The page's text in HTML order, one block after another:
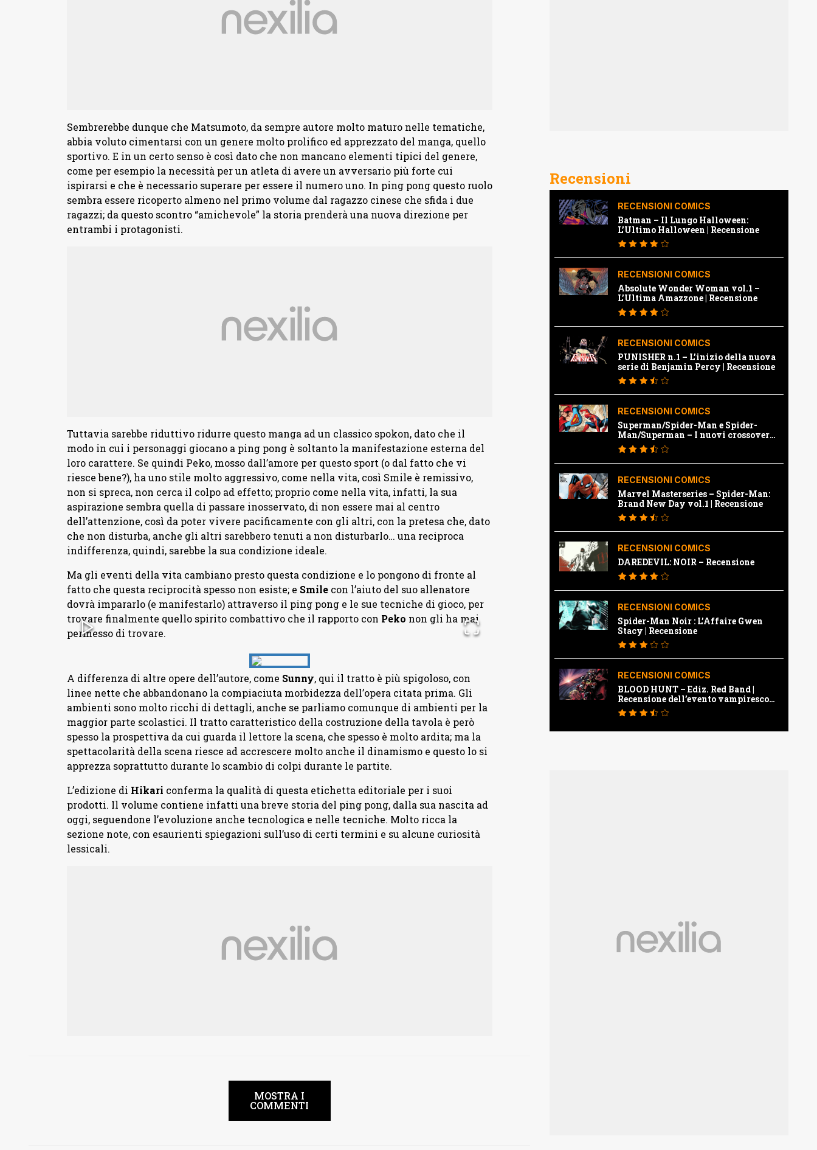
Sembrerebbe dunque che Matsumoto, da sempre autore molto maturo nelle tematiche,
abbia voluto cimentarsi con un genere molto prolifico ed apprezzato del manga, quello
sportivo. E in un certo senso è così dato che non mancano elementi tipici del genere,
come per esempio la necessità per un atleta di avere un avversario più forte cui
ispirarsi e che è necessario superare per essere il numero uno. In ping pong questo ruolo
sembra essere ricoperto almeno nel primo volume dal ragazzo cinese che sfida i due
ragazzi; da questo scontro “amichevole” la storia prenderà una nuova direzione per
entrambi i protagonisti.
Tuttavia sarebbe riduttivo ridurre questo manga ad un classico spokon, dato che il
modo in cui i personaggi giocano a ping pong è soltanto la manifestazione esterna del
loro carattere. Se quindi Peko, mosso dall’amore per questo sport (o dal fatto che vi
riesce bene?), ha uno stile molto aggressivo, come nella vita, così Smile è remissivo,
non si spreca, non cerca il colpo ad effetto; proprio come nella vita, infatti, la sua
aspirazione sembra quella di passare inosservato, di non essere mai al centro
dell’attenzione, così da poter vivere pacificamente con gli altri, con la pretesa che, dato
che non disturba, anche gli altri sarebbero tenuti a non disturbarlo… una reciproca
indifferenza, quindi, sarebbe la sua condizione ideale.
Ma gli eventi della vita cambiano presto questa condizione e lo pongono di fronte al
fatto che questa reciprocità spesso non esiste; e Smilecon l’aiuto del suo allenatore
dovrà impararlo (e manifestarlo) attraverso il ping pong e le sue tecniche di gioco, per
trovare finalmente quello spirito combattivo che il rapporto con Peko non gli ha mai
permesso di trovare.
A differenza di altre opere dell’autore, come Sunny, qui il tratto è più spigoloso, con
linee nette che abbandonano la compiaciuta morbidezza dell’opera citata prima. Gli
ambienti sono molto ricchi di dettagli, anche se parliamo comunque di ambienti per la
maggior parte scolastici. Il tratto caratteristico della costruzione della tavola è però
spesso la prospettiva da cui guarda il lettore la scena, che spesso è molto ardita; ma la
spettacolarità della scena riesce ad accrescere molto anche il dinamismo e questo lo si
apprezza soprattutto durante lo scambio di colpi durante le partite.
L’edizione di Hikari conferma la qualità di questa etichetta editoriale per i suoi
prodotti. Il volume contiene infatti una breve storia del ping pong, dalla sua nascita ad
oggi, seguendone l’evoluzione anche tecnologica e nelle tecniche. Molto ricca la
sezione note, con esaurienti spiegazioni sull’uso di certi termini e su alcune curiosità
lessicali.
MOSTRA I
COMMENTI
Recensioni
RECENSIONI COMICS
Batman – Il Lungo Halloween:
L’Ultimo Halloween | Recensione
RECENSIONI COMICS
Absolute Wonder Woman vol.1 –
L’Ultima Amazzone | Recensione
RECENSIONI COMICS
PUNISHER n.1 – L’inizio della nuova
serie di Benjamin Percy | Recensione
RECENSIONI COMICS
Superman/Spider-Man e Spider-
Man/Superman – I nuovi crossover
Marvel e Dc | Recensione
RECENSIONI COMICS
Marvel Masterseries – Spider-Man:
Brand New Day vol.1 | Recensione
RECENSIONI COMICS
DAREDEVIL: NOIR – Recensione
RECENSIONI COMICS
Spider-Man Noir : L’Affaire Gwen
Stacy | Recensione
RECENSIONI COMICS
BLOOD HUNT – Ediz. Red Band |
Recensione dell’evento vampiresco
della Marvel